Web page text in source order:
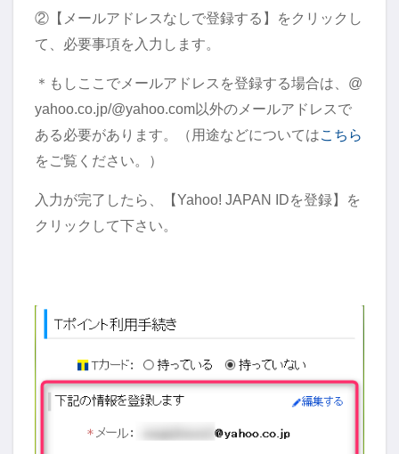
②【メールアドレスなしで登録する】をクリックし
て、必要事項を入力します。
＊もしここでメールアドレスを登録する場合は、@
yahoo.co.jp/@yahoo.com以外のメールアドレスで
ある必要があります。（用途などについてはこちら
をご覧ください。）
入力が完了したら、【Yahoo! JAPAN IDを登録】を
クリックして下さい。